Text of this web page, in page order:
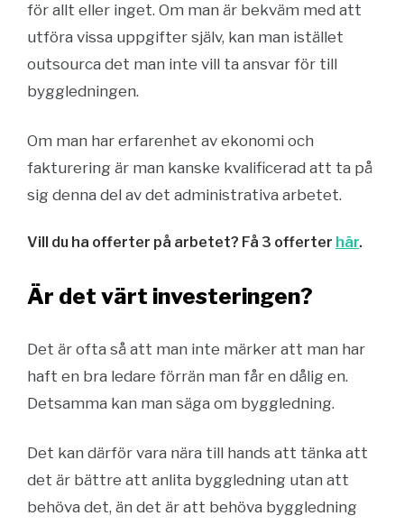
för allt eller inget. Om man är bekväm med att
utföra vissa uppgifter själv, kan man istället
outsourca det man inte vill ta ansvar för till
byggledningen.
Om man har erfarenhet av ekonomi och
fakturering är man kanske kvalificerad att ta på
sig denna del av det administrativa arbetet.
Vill du ha offerter på arbetet? Få 3 offerter här.
Är det värt investeringen?
Det är ofta så att man inte märker att man har
haft en bra ledare förrän man får en dålig en.
Detsamma kan man säga om byggledning.
Det kan därför vara nära till hands att tänka att
det är bättre att anlita byggledning utan att
behöva det, än det är att behöva byggledning